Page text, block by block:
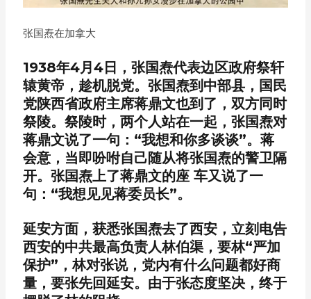
张国焘在加拿大
1938年4月4日，张国焘代表边区政府祭轩
辕黄帝，趁机脱党。张国焘到中部县，国民
党陕西省政府主席蒋鼎文也到了，双方同时
祭陵。祭陵时，两个人站在一起，张国焘对
蒋鼎文说了一句：“我想和你多谈谈”。蒋
会意，当即吩咐自己随从将张国焘的警卫隔
开。张国焘上了蒋鼎文的座 车又说了一
句：“我想见见蒋委员长”。
延安方面，获悉张国焘去了西安，立刻电告
西安的中共最高负责人林伯渠，要林“严加
保护”，林对张说，党内有什么问题都好商
量，要张先回延安。由于张态度坚决，终于